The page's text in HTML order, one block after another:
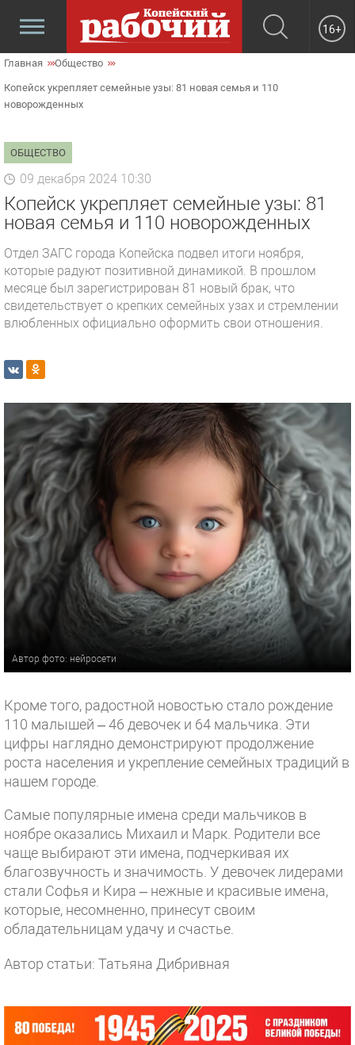
16+
Главная Общество
Копейск укрепляет семейные узы: 81 новая семья и 110
новорожденных
ОБЩЕСТВО
09 декабря 2024 10:30
Копейск укрепляет семейные узы: 81
новая семья и 110 новорожденных
Отдел ЗАГС города Копейска подвел итоги ноября,
которые радуют позитивной динамикой. В прошлом
месяце был зарегистрирован 81 новый брак, что
свидетельствует о крепких семейных узах и стремлении
влюбленных официально оформить свои отношения.
Автор фото: нейросети
Кроме того, радостной новостью стало рождение
110 малышей – 46 девочек и 64 мальчика. Эти
цифры наглядно демонстрируют продолжение
роста населения и укрепление семейных традиций в
нашем городе.
Самые популярные имена среди мальчиков в
ноябре оказались Михаил и Марк. Родители все
чаще выбирают эти имена, подчеркивая их
благозвучность и значимость. У девочек лидерами
стали Софья и Кира – нежные и красивые имена,
которые, несомненно, принесут своим
обладательницам удачу и счастье.
Автор статьи: Татьяна Дибривная